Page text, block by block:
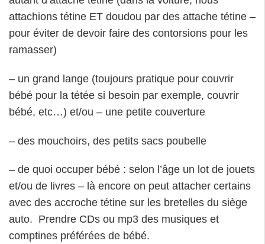
attachions tétine ET doudou par des attache tétine –
pour éviter de devoir faire des contorsions pour les
ramasser)
– un grand lange (toujours pratique pour couvrir
bébé pour la tétée si besoin par exemple, couvrir
bébé, etc…) et/ou – une petite couverture
– des mouchoirs, des petits sacs poubelle
– de quoi occuper bébé : selon l’âge un lot de jouets
et/ou de livres – là encore on peut attacher certains
avec des accroche tétine sur les bretelles du siège
auto. Prendre CDs ou mp3 des musiques et
comptines préférées de bébé.